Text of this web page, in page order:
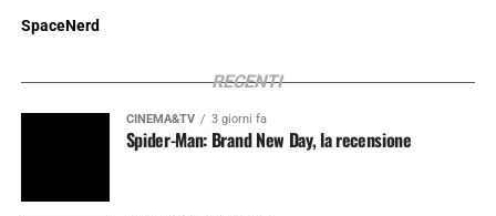
SpaceNerd
RECENTI
CINEMA&TV 3 giorni fa
Spider-Man: Brand New Day, la recensione